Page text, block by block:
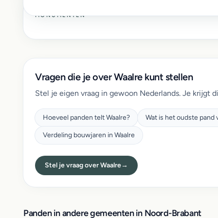
MONUMENTEN
Vragen die je over Waalre kunt stellen
Stel je eigen vraag in gewoon Nederlands. Je krijgt
Hoeveel panden telt Waalre? Wat is het oudste pand
Verdeling bouwjaren in Waalre
Stel je vraag over Waalre→
Panden in andere gemeenten in Noord-Brabant